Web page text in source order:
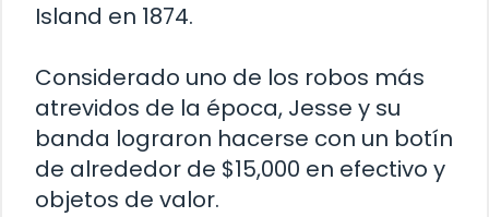
Island en 1874.
Considerado uno de los robos más
atrevidos de la época, Jesse y su
banda lograron hacerse con un botín
de alrededor de $15,000 en efectivo y
objetos de valor.